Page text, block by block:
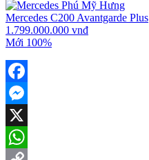
Mercedes C200 Avantgarde Plus
1.799.000.000 vnđ
Mới 100%
Facebook
Messenger
X